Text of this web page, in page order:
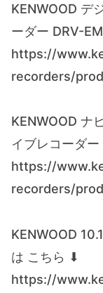
KENWOOD デ
ーダー DRV-
https://
recorders/
KENWOOD ナ
イブレコーダ
https://
recorders/
KENWOOD
は こちら ⬇
https://